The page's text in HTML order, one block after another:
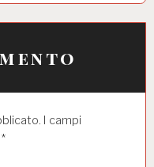
I campi
*